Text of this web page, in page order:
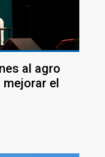
al agro
mejorar el